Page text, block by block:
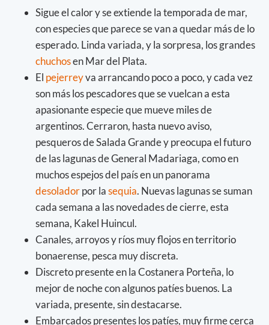
Sigue el calor y se extiende la temporada de mar,
con especies que parece se van a quedar más de lo
esperado. Linda variada, y la sorpresa, los grandes
chuchosen Mar del Plata.
El pejerreyva arrancando poco a poco, y cada vez
son más los pescadores que se vuelcan a esta
apasionante especie que mueve miles de
argentinos. Cerraron, hasta nuevo aviso,
pesqueros de Salada Grande y preocupa el futuro
de las lagunas de General Madariaga, como en
muchos espejos del país en un panorama
desoladorpor lasequia. Nuevas lagunas se suman
cada semana a las novedades de cierre, esta
semana, Kakel Huincul.
Canales, arroyos y ríos muy flojos en territorio
bonaerense, pesca muy discreta.
Discreto presente en la Costanera Porteña, lo
mejor de noche con algunos patíes buenos. La
variada, presente, sin destacarse.
Embarcados presentes los patíes, muy firme cerca